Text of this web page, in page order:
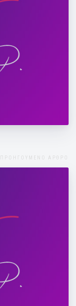
ΠΡΟΗΓΟΥΜΕΝΟ ΑΡΘΡΟ